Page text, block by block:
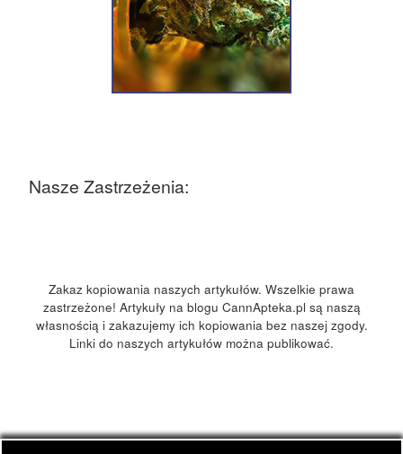
Nasze Zastrzeżenia:
Zakaz kopiowania naszych artykułów. Wszelkie prawa
zastrzeżone! Artykuły na blogu CannApteka.pl są naszą
własnością i zakazujemy ich kopiowania bez naszej zgody.
Linki do naszych artykułów można publikować.